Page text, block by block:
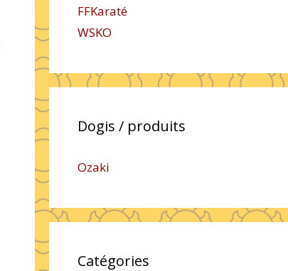
FFKaraté
WSKO
Dogis / produits
Ozaki
Catégories